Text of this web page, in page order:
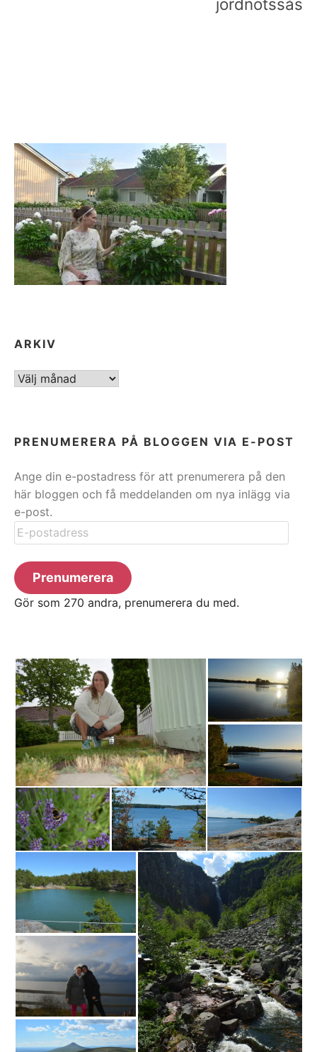
jordnötssås
ARKIV
ARKIV
PRENUMERERA PÅ BLOGGEN VIA E-POST
Ange din e-postadress för att prenumerera på den
här bloggen och få meddelanden om nya inlägg via
e-post.
E-
postadress
Prenumerera
Gör som 270 andra, prenumerera du med.